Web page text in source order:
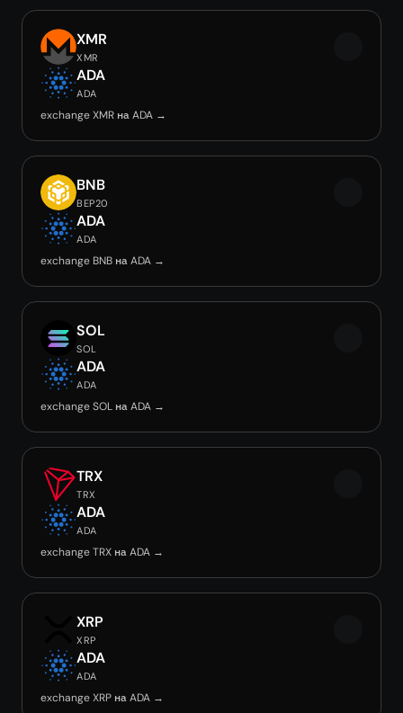
XMR
XMR
ADA
ADA
exchange XMR на ADA →
BNB
BEP20
ADA
ADA
exchange BNB на ADA →
SOL
SOL
ADA
ADA
exchange SOL на ADA →
TRX
TRX
ADA
ADA
exchange TRX на ADA →
XRP
XRP
ADA
ADA
exchange XRP на ADA →